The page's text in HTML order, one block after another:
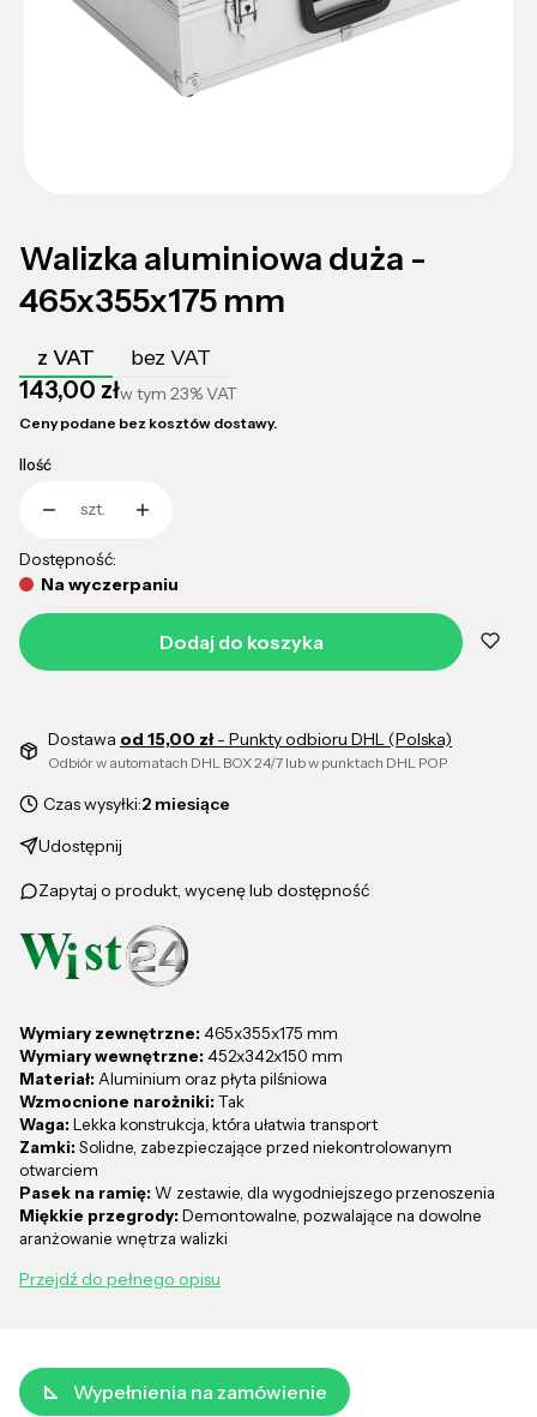
Walizka aluminiowa duża -
465x355x175 mm
z VAT bez VAT
Cena
143,00 złw tym 23%VAT
Ceny podane bez kosztów dostawy.
Ilość
szt.
Dostępność:
Na wyczerpaniu
Dodaj do koszyka
Dostawa od 15,00 zł- Punkty odbioru DHL (Polska)
Odbiór w automatach DHL BOX 24/7 lub w punktach DHL POP
Czas wysyłki:2 miesiące
Udostępnij
Zapytaj o produkt, wycenę lub dostępność
Wymiary zewnętrzne: 465x355x175 mm
Wymiary wewnętrzne: 452x342x150 mm
Materiał: Aluminium oraz płyta pilśniowa
Wzmocnione narożniki: Tak
Waga: Lekka konstrukcja, która ułatwia transport
Zamki: Solidne, zabezpieczające przed niekontrolowanym
otwarciem
Pasek na ramię: W zestawie, dla wygodniejszego przenoszenia
Miękkie przegrody: Demontowalne, pozwalające na dowolne
aranżowanie wnętrza walizki
Przejdź do pełnego opisu
Wypełnienia na zamówienie